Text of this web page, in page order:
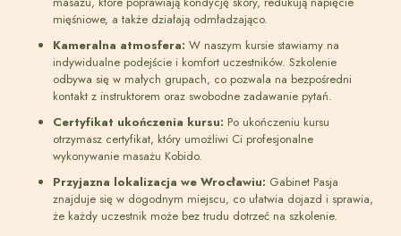
mięśniowe, a także działają odmładzająco.
Kameralna atmosfera: W naszym kursie stawiamy na
indywidualne podejście i komfort uczestników. Szkolenie
odbywa się w małych grupach, co pozwala na bezpośredni
kontakt z instruktorem oraz swobodne zadawanie pytań.
Certyfikat ukończenia kursu: Po ukończeniu kursu
otrzymasz certyfikat, który umożliwi Ci profesjonalne
wykonywanie masażu Kobido.
Przyjazna lokalizacja we Wrocławiu: Gabinet Pasja
znajduje się w dogodnym miejscu, co ułatwia dojazd i sprawia,
że każdy uczestnik może bez trudu dotrzeć na szkolenie.